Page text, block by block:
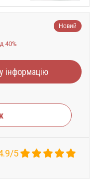
Новий
40%
інформацію
5